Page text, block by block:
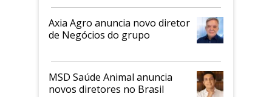
Axia Agro anuncia novo diretor
de Negócios do grupo
MSD Saúde Animal anuncia
novos diretores no Brasil